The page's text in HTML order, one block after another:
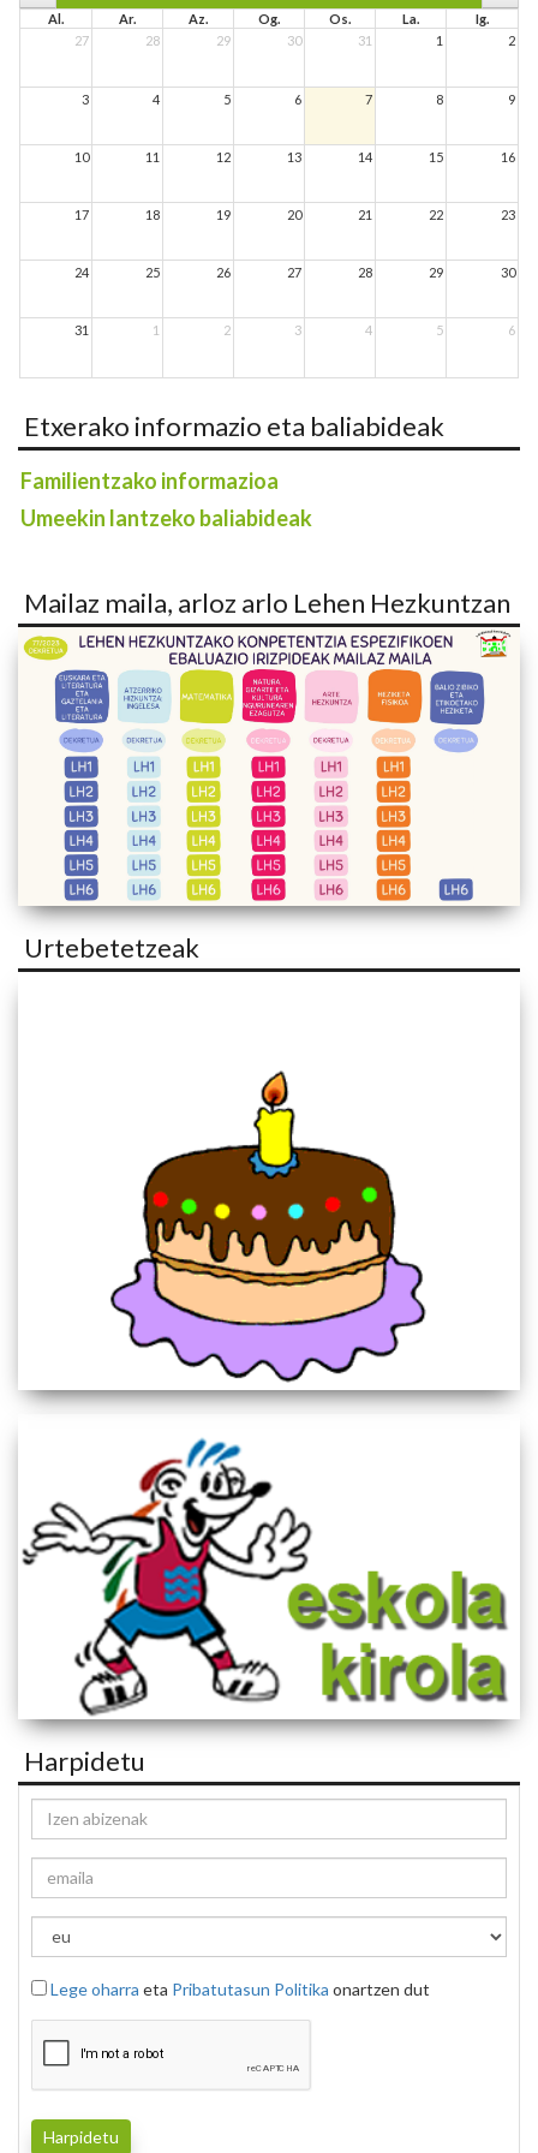
Al. Ar. Az. Og. Os. La.
Ig.
27
28 29 30 31 1 2
3 4 5 6 7 8 9
10 11 12 13 14 15 16
17 18 19 20 21 22 23
24 25 26 27 28 29 30
31 1 2 3 4 5 6
Etxerako informazio eta baliabideak
Familientzako informazioa
Umeekin lantzeko baliabideak
Mailaz maila, arloz arlo Lehen Hezkuntzan
Urtebetetzeak
Harpidetu
Lege oharra eta Pribatutasun Politika onartzen dut